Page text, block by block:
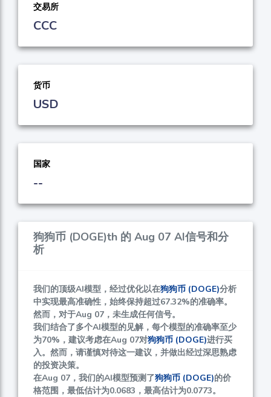
交易所
CCC
货币
USD
国家
--
狗狗币 (DOGE)th 的 Aug 07 AI信号和分
析
我们的顶级AI模型，经过优化以在狗狗币 (DOGE)分析
中实现最高准确性，始终保持超过67.32%的准确率。
然而，对于Aug 07，未生成任何信号。
我们结合了多个AI模型的见解，每个模型的准确率至少
为70% ，建议考虑在Aug 07对狗狗币 (DOGE)进行买
入。然而，请谨慎对待这一建议，并做出经过深思熟虑
的投资决策。
在Aug 07，我们的AI模型预测了狗狗币 (DOGE)的价
格范围，最低估计为0.0683 ，最高估计为0.0773。